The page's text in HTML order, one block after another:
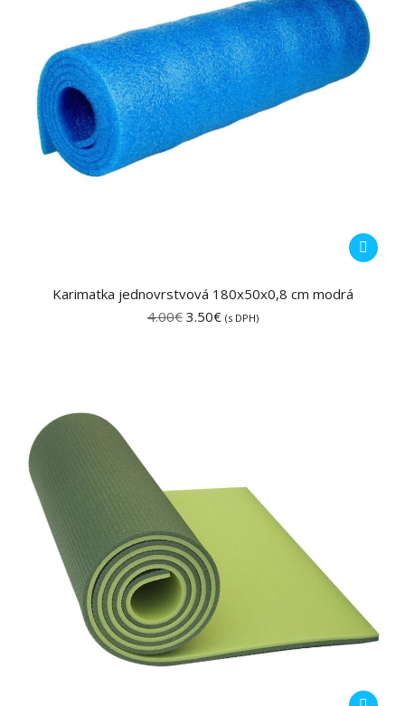
Karimatka jednovrstvová 180x50x0,8 cm modrá
4.00€ Pôvodná
3.50€Aktuálna
(s DPH)